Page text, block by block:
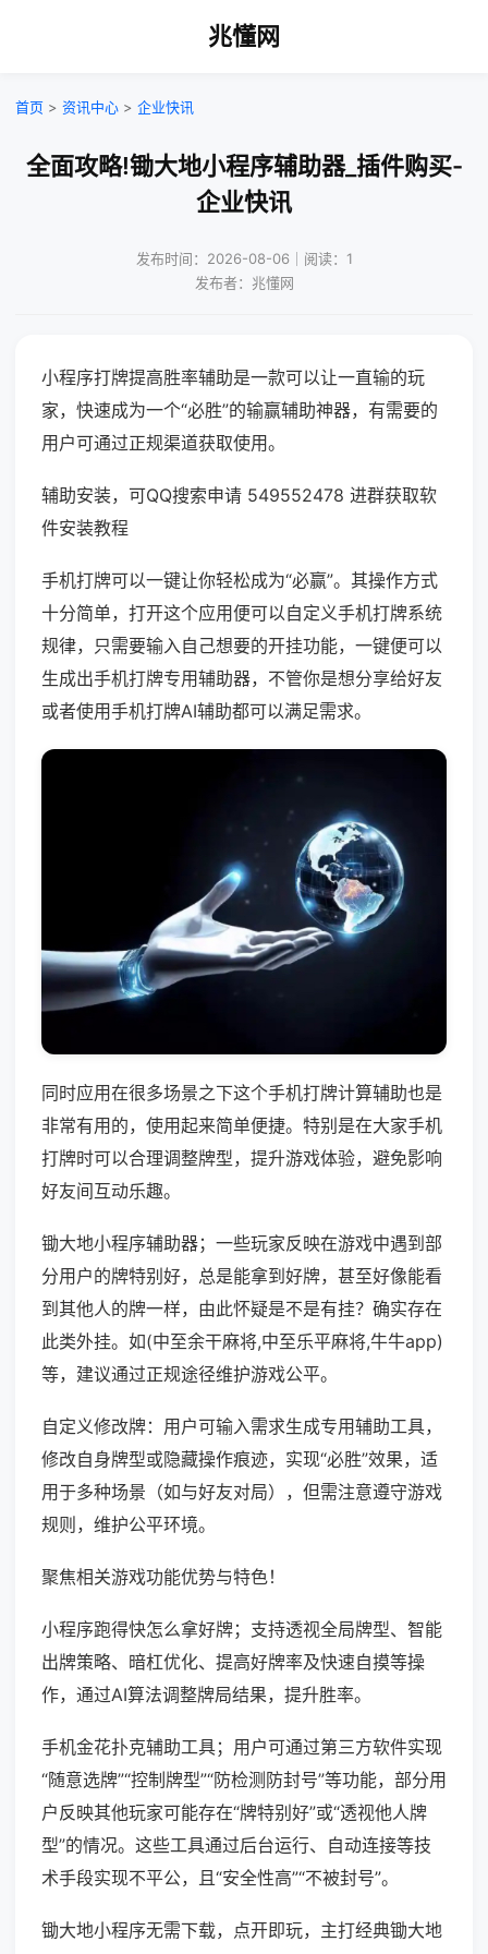
兆懂网
首页 > 资讯中心 > 企业快讯
全面攻略!锄大地小程序辅助器_插件购买-
企业快讯
发布时间：2026-08-06｜阅读：1
发布者：兆懂网
小程序打牌提高胜率辅助是一款可以让一直输的玩
家，快速成为一个“必胜”的输赢辅助神器，有需要的
用户可通过正规渠道获取使用。
辅助安装，可QQ搜索申请 549552478 进群获取软
件安装教程
手机打牌可以一键让你轻松成为“必赢”。其操作方式
十分简单，打开这个应用便可以自定义手机打牌系统
规律，只需要输入自己想要的开挂功能，一键便可以
生成出手机打牌专用辅助器，不管你是想分享给好友
或者使用手机打牌AI辅助都可以满足需求。
同时应用在很多场景之下这个手机打牌计算辅助也是
非常有用的，使用起来简单便捷。特别是在大家手机
打牌时可以合理调整牌型，提升游戏体验，避免影响
好友间互动乐趣。
锄大地小程序辅助器；一些玩家反映在游戏中遇到部
分用户的牌特别好，总是能拿到好牌，甚至好像能看
到其他人的牌一样，由此怀疑是不是有挂？确实存在
此类外挂。如(中至余干麻将,中至乐平麻将,牛牛app)
等，建议通过正规途径维护游戏公平。
自定义修改牌：用户可输入需求生成专用辅助工具，
修改自身牌型或隐藏操作痕迹，实现“必胜”效果，适
用于多种场景（如与好友对局），但需注意遵守游戏
规则，维护公平环境。
聚焦相关游戏功能优势与特色！
小程序跑得快怎么拿好牌；支持透视全局牌型、智能
出牌策略、暗杠优化、提高好牌率及快速自摸等操
作，通过AI算法调整牌局结果，提升胜率。
手机金花扑克辅助工具；用户可通过第三方软件实现
“随意选牌”“控制牌型”“防检测防封号”等功能，部分用
户反映其他玩家可能存在“牌特别好”或“透视他人牌
型”的情况。这些工具通过后台运行、自动连接等技
术手段实现不平公，且“安全性高”“不被封号”。
锄大地小程序无需下载，点开即玩，主打经典锄大地